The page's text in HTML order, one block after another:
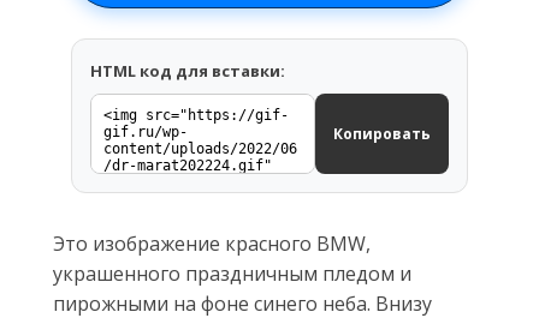
HTML код для вставки:
Копировать
Это изображение красного BMW,
украшенного праздничным пледом и
пирожными на фоне синего неба. Внизу